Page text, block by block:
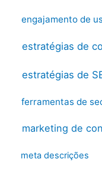
engajamento de
estratégias de
estratégias de
ferramentas de
marketing de
meta descrições